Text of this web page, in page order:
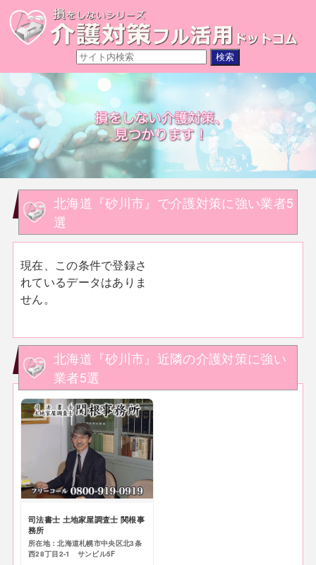
北海道『砂川市』で介護対策に強い業者5
選
現在、この条件で登録さ
れているデータはありま
せん。
北海道『砂川市』近隣の介護対策に強い
業者5選
司法書士 土地家屋調査士 関根事
務所
所在地：北海道札幌市中央区北3条
西28丁目2-1 サンビル5F